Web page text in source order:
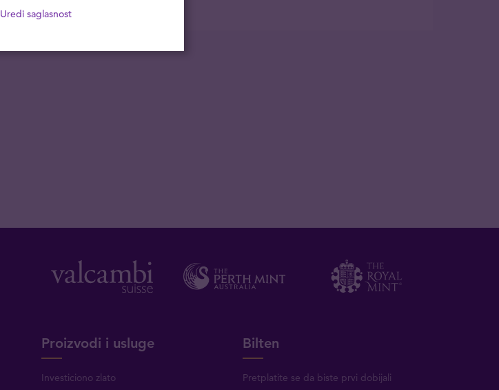
Proizvodi i usluge
Investiciono zlato
Bilten
Pretplatite se da biste prvi dobijali
Uredi saglasnost